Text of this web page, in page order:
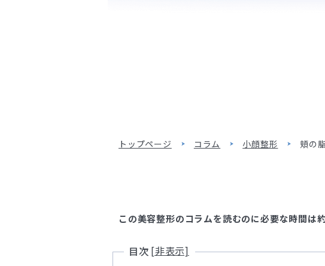
トップページ コラム 小顔整形 頬の
この美容整形のコラムを読むのに必要な時間は
目次